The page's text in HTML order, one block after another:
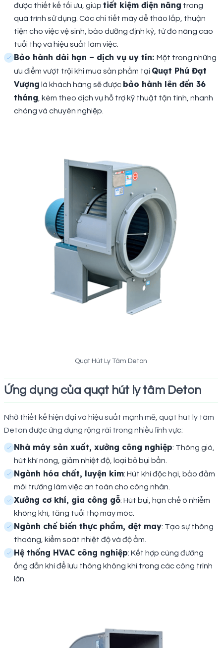
được thiết kế tối ưu, giúp tiết kiệm điện năng trong
quá trình sử dụng. Các chi tiết máy dễ tháo lắp, thuận
tiện cho việc vệ sinh, bảo dưỡng định kỳ, từ đó nâng cao
tuổi thọ và hiệu suất làm việc.
Bảo hành dài hạn – dịch vụ uy tín: Một trong những
ưu điểm vượt trội khi mua sản phẩm tại Quạt Phú Đạt
Vượng là khách hàng sẽ được bảo hành lên đến 36
tháng , kèm theo dịch vụ hỗ trợ kỹ thuật tận tình, nhanh
chóng và chuyên nghiệp.
Quạt Hút Ly Tâm Deton
Ứng dụng của quạt hút ly tâm Deton
Nhờ thiết kế hiện đại và hiệu suất mạnh mẽ, quạt hút ly tâm
Deton được ứng dụng rộng rãi trong nhiều lĩnh vực:
Nhà máy sản xuất, xưởng công nghiệp: Thông gió,
hút khí nóng, giảm nhiệt độ, loại bỏ bụi bẩn.
Ngành hóa chất, luyện kim: Hút khí độc hại, bảo đảm
môi trường làm việc an toàn cho công nhân.
Xưởng cơ khí, gia công gỗ: Hút bụi, hạn chế ô nhiễm
không khí, tăng tuổi thọ máy móc.
Ngành chế biến thực phẩm, dệt may: Tạo sự thông
thoáng, kiểm soát nhiệt độ và độ ẩm.
Hệ thống HVAC công nghiệp: Kết hợp cùng đường
ống dẫn khí để lưu thông không khí trong các công trình
lớn.